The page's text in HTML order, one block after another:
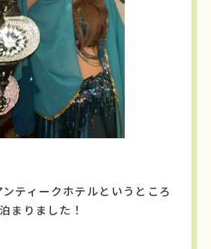
ティークホテルというところ
まりました！